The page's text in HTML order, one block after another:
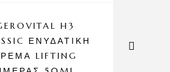
H3
ΕΝΥΔΑΤΙΚΉ
LIFTING